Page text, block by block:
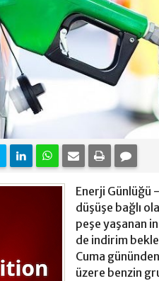
Enerji Günlüğü
düşüşe bağlı
peşe yaşanan
de indirim
Cuma
üzere benzin